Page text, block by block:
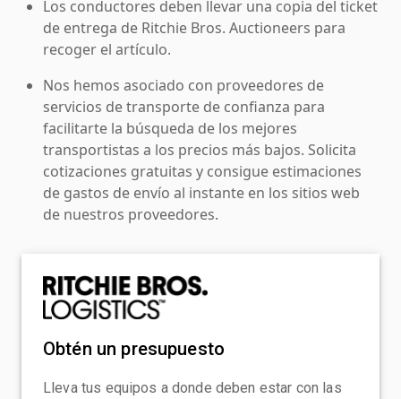
Los conductores deben llevar una copia del ticket
de entrega de Ritchie Bros. Auctioneers para
recoger el artículo.
Nos hemos asociado con proveedores de
servicios de transporte de confianza para
facilitarte la búsqueda de los mejores
transportistas a los precios más bajos. Solicita
cotizaciones gratuitas y consigue estimaciones
de gastos de envío al instante en los sitios web
de nuestros proveedores.
Obtén un presupuesto
Lleva tus equipos a donde deben estar con las